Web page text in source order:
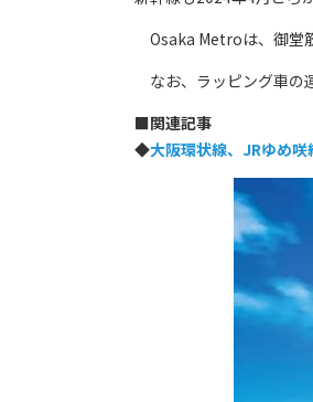
Osaka Metroは、御堂
なお、ラッピング車の
■関連記事
◆大阪環状線、JRゆめ咲